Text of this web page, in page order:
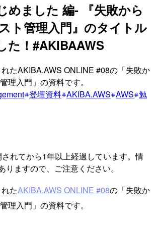
めました 編- 『失敗から
ト管理入門』のタイトル
た！#AKIBAAWS
たAKIBA.AWS ONLINE #08の「失敗か
理入門」の資料です。
登壇資料 AKIBA.AWS AWS 勉
れてから1年以上経過しています。情
りますので、ご注意ください。
たAKIBA.AWS ONLINE #08の「失敗か
理入門」の資料です。